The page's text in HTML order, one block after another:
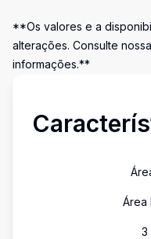
**Os valores e a
alterações. Consulte
informações.**
Área
3